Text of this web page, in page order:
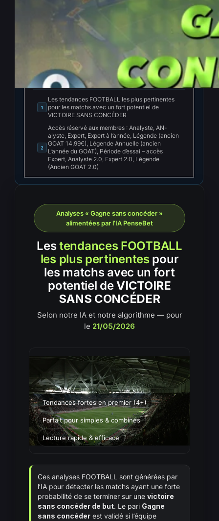
Mai 21, 2026—par La rédaction PenseBet
Tendances Tendances Football
INDEX Cacher l'index
1
Les tendances FOOTBALL les plus pertinentes
pour les matchs avec un fort potentiel de
VICTOIRE SANS CONCÉDER
2
Accès réservé aux membres : Analyste, AN-
alyste, Expert, Expert à l’année, Légende (ancien
GOAT 14,99€), Légende Annuelle (ancien
L’année du GOAT), Période d’essai – accès
Expert, Analyste 2.0, Expert 2.0, Légende
(Ancien GOAT 2.0)
Analyses « Gagne sans concéder »
alimentées par l’IA PenseBet
Lestendances FOOTBALL
les plus pertinentespour
les matchs avec un fort
potentiel deVICTOIRE
SANS CONCÉDER
Selon notre IA et notre algorithme — pour
le 21/05/2026
Tendances fortes en premier (4+)
Parfait pour simples & combinés
Lecture rapide & efficace
Ces analyses FOOTBALL sont générées par
l’IA pour détecter les matchs ayant une forte
probabilité de se terminer sur unevictoire
sans concéder de but. Le pari Gagne
sans concéder est validé si l’équipe